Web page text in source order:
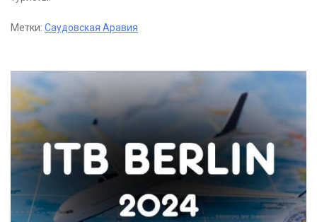
Метки: Саудовская Аравия